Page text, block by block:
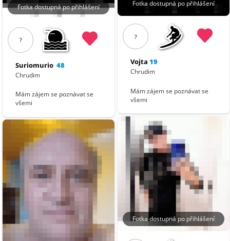
Fotka dostupná po přihlášení
?
Suriomurio 48
Chrudim
Mám zájem se poznávat se
všemi
Fotka dostupná po přihlášení
?
Vojta 19
Chrudim
Mám zájem se poznávat se
všemi
Fotka dostupná po přihlášení